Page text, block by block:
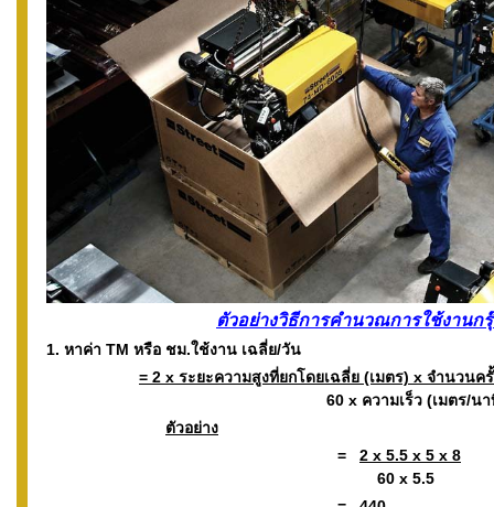
ตัวอย่างวิธีการคำนวณการใช้งานก
1. หาค่า TM หรือ ชม.ใช้งาน เฉลี่ย/วัน
= 2 x ระยะความสูงที่ยกโดยเฉลี่ย (เมตร) x จำนวน
60 x ความเร็ว (เมตร/น
ตัวอย่าง
= 2 x 5.5 x 5 x 8
60 x 5.5